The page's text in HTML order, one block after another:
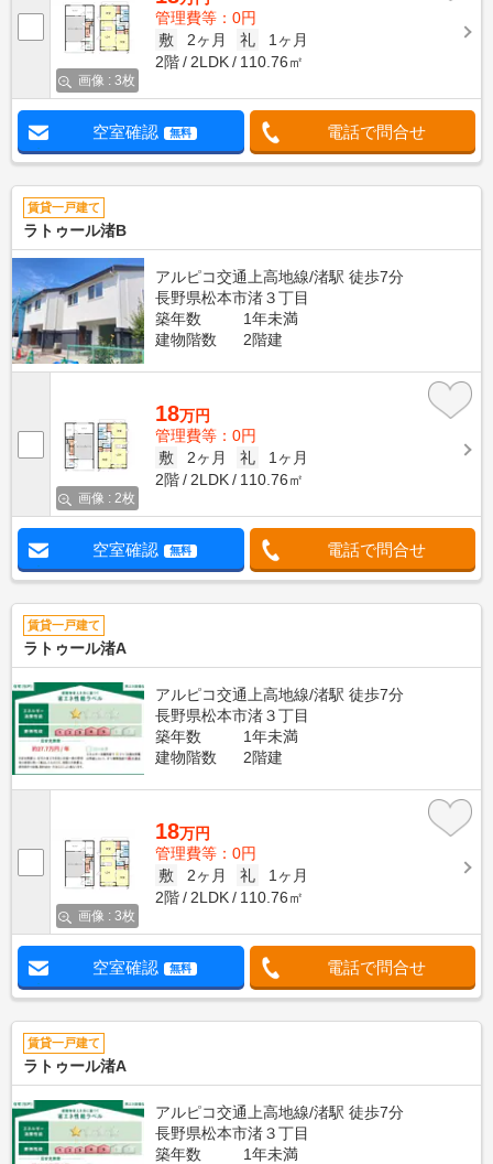
画像 : 3枚
管理費等：0円
敷
2ヶ月 礼
1ヶ月
2階
2LDK 110.76㎡
空室確認 無料 電話で問合せ
賃貸一戸建て
ラトゥール渚B
アルピコ交通上高地線/渚駅 徒歩7分
長野県松本市渚３丁目
築年数
1年未満
建物階数
2階建
画像 : 2枚
18万円
管理費等：0円
敷
2ヶ月 礼
1ヶ月
2階
2LDK 110.76㎡
空室確認 無料 電話で問合せ
賃貸一戸建て
ラトゥール渚A
アルピコ交通上高地線/渚駅 徒歩7分
長野県松本市渚３丁目
築年数
1年未満
建物階数
2階建
画像 : 3枚
18万円
管理費等：0円
敷
2ヶ月 礼
1ヶ月
2階
2LDK 110.76㎡
空室確認 無料 電話で問合せ
賃貸一戸建て
ラトゥール渚A
アルピコ交通上高地線/渚駅 徒歩7分
長野県松本市渚３丁目
築年数
1年未満